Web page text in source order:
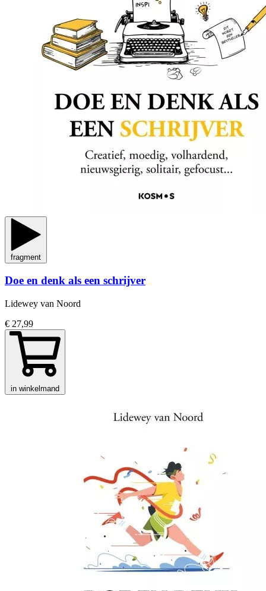
fragment
Doe en denk als een schrijver
Lidewey van Noord
€ 27,99
in winkelmand